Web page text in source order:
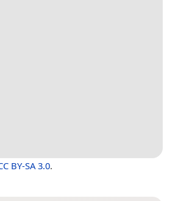
BY-SA 3.0.